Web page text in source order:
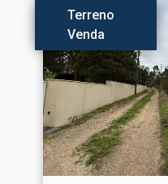
Terreno
Venda